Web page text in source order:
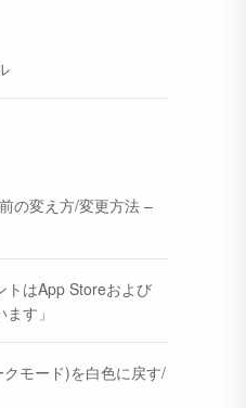
の変え方/変更方法 –
トはApp Storeおよび
す」
モード)を白色に戻す/